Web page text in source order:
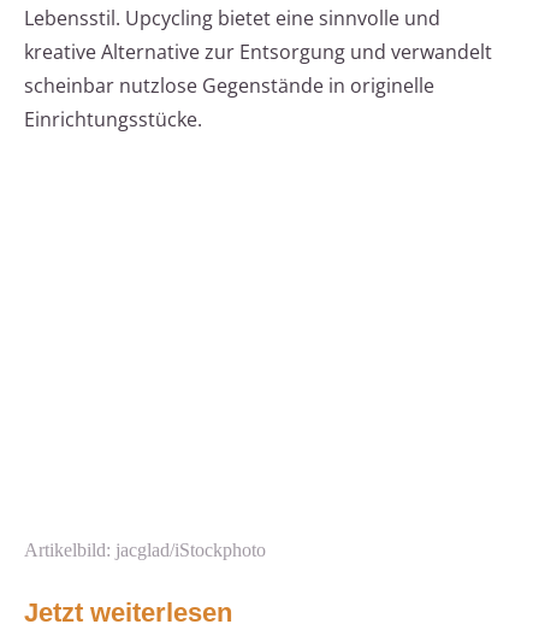
Lebensstil. Upcycling bietet eine sinnvolle und
kreative Alternative zur Entsorgung und verwandelt
scheinbar nutzlose Gegenstände in originelle
Einrichtungsstücke.
Artikelbild: jacglad/iStockphoto
Jetzt weiterlesen